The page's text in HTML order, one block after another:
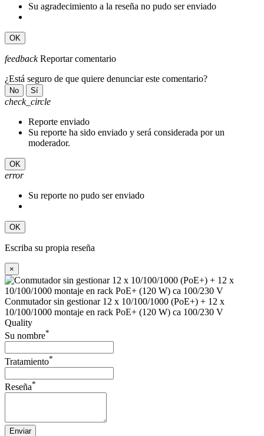
Su agradecimiento a la reseña no pudo ser enviado
OK
feedback Reportar comentario
¿Está seguro de que quiere denunciar este comentario?
No Sí
check_circle
Reporte enviado
Su reporte ha sido enviado y será considerada por un
moderador.
OK
error
Su reporte no pudo ser enviado
OK
Escriba su propia reseña
×
Conmutador sin gestionar 12 x 10/100/1000 (PoE+) + 12 x
10/100/1000 montaje en rack PoE+ (120 W) ca 100/230 V
Quality
Su nombre*
Tratamiento*
Reseña*
Enviar